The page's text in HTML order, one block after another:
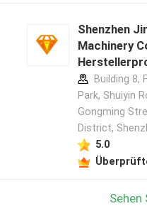
Shenzhen
Machinery
Building 8,
Park, Shuiyin
Gongming
District,
5.0
Sehen